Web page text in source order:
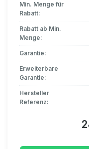
Min. Menge für
Rabatt:
Rabatt ab Min.
Menge:
Garantie:
Erweiterbare
Garantie:
Hersteller
Referenz: